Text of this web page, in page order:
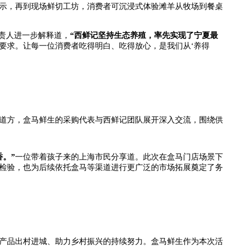
，再到现场鲜切工坊，消费者可沉浸式体验滩羊从牧场到餐桌
人进一步解释道， “西鲜记坚持生态养殖，率先实现了宁夏最
求。让每一位消费者吃得明白、吃得放心，是我们从‘养得
方，盒马鲜生的采购代表与西鲜记团队展开深入交流，围绕供
。”一位带着孩子来的上海市民分享道。此次在盒马门店场景下
验，也为后续依托盒马等渠道进行更广泛的市场拓展奠定了务
品出村进城、助力乡村振兴的持续努力。盒马鲜生作为本次活